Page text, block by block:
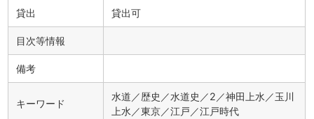
貸出 貸出可
目次等情報
備考
キーワード
水道／歴史／水道史／2／神田上水／玉川
上水／東京／江戸／江戸時代